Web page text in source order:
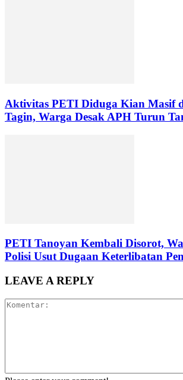
Aktivitas PETI Diduga Kian Masif
Tagin, Warga Desak APH Turun
PETI Tanoyan Kembali Disorot,
Polisi Usut Dugaan Keterlibatan
LEAVE A REPLY